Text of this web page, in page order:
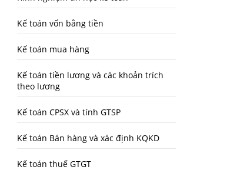
Kế toán vốn bằng tiền
Kế toán mua hàng
Kế toán tiền lương và các khoản trích
theo lương
Kế toán CPSX và tính GTSP
Kế toán Bán hàng và xác định KQKD
Kế toán thuế GTGT